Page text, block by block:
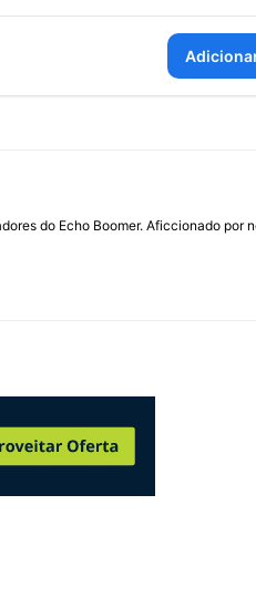
do Echo Boomer. Aficcionado por